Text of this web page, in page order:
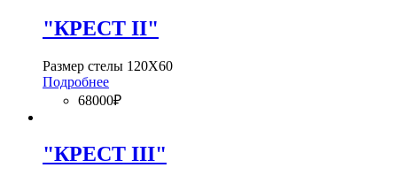
"КРЕСТ II"
Размер стелы 120Х60
Подробнее
68000₽
"КРЕСТ III"